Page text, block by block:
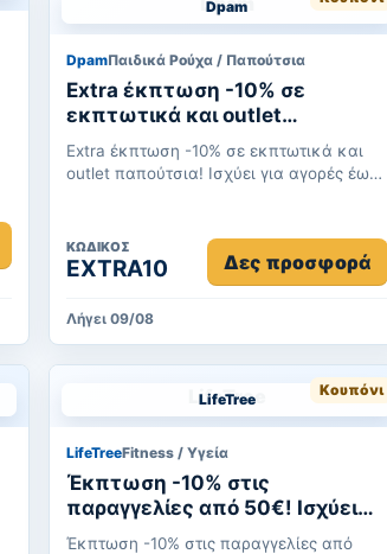
Dpam
DpamΠαιδικά Ρούχα / Παπούτσια
Extra έκπτωση -10% σε
εκπτωτικά και outlet
παπούτσια! Ισχύει για αγορές
έως 09/08/2026.
Extra έκπτωση -10% σε εκπτωτικά και
outlet παπούτσια! Ισχύει για αγορές έως
ΚΩΔΙΚΌΣ
EXTRA10 Δες προσφορά
Λήγει 09/08
LifeTree
Κουπόνι
LifeTreeFitness / Υγεία
Έκπτωση -10% στις
παραγγελίες από 50€! Ισχύει
για αγορές έως 23/08/2026.
Έκπτωση -10% στις παραγγελίες από